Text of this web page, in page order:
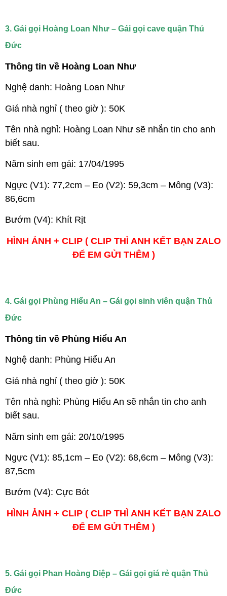
3. Gái gọi Hoàng Loan Như – Gái gọi cave quận Thủ
Đức
Thông tin về Hoàng Loan Như
Nghệ danh: Hoàng Loan Như
Giá nhà nghỉ ( theo giờ ): 50K
Tên nhà nghỉ: Hoàng Loan Như sẽ nhắn tin cho anh
biết sau.
Năm sinh em gái: 17/04/1995
Ngực (V1): 77,2cm – Eo (V2): 59,3cm – Mông (V3):
86,6cm
Bướm (V4): Khít Rịt
HÌNH ẢNH + CLIP ( CLIP THÌ ANH KẾT BẠN ZALO
ĐỂ EM GỬI THÊM )
4. Gái gọi Phùng Hiểu An – Gái gọi sinh viên quận Thủ
Đức
Thông tin về Phùng Hiểu An
Nghệ danh: Phùng Hiểu An
Giá nhà nghỉ ( theo giờ ): 50K
Tên nhà nghỉ: Phùng Hiểu An sẽ nhắn tin cho anh
biết sau.
Năm sinh em gái: 20/10/1995
Ngực (V1): 85,1cm – Eo (V2): 68,6cm – Mông (V3):
87,5cm
Bướm (V4): Cực Bót
HÌNH ẢNH + CLIP ( CLIP THÌ ANH KẾT BẠN ZALO
ĐỂ EM GỬI THÊM )
5. Gái gọi Phan Hoàng Diệp – Gái gọi giá rẻ quận Thủ
Đức